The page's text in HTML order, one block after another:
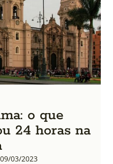
o que
24 horas na
03/2023